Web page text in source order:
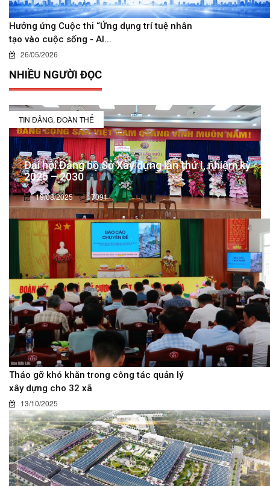
Hưởng ứng Cuộc thi “Ứng dụng trí tuệ nhân
tạo vào cuộc sống - AI...
26/05/2026
NHIỀU NGƯỜI ĐỌC
TIN ĐẢNG, ĐOÀN THỂ
Đại hội Đảng bộ Sở Xây dựng lần thứ I, nhiệm kỳ
2025 – 2030
19/08/2025 7091
Tháo gỡ khó khăn trong công tác quản lý
xây dựng cho 32 xã
13/10/2025